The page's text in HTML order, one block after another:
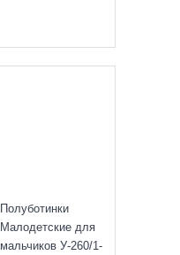
Полуботинки
Малодетские для
мальчиков У-260/1-